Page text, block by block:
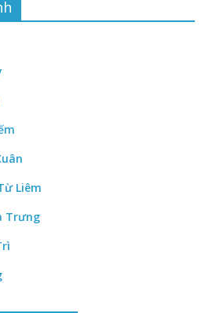
Liêm
Trưng